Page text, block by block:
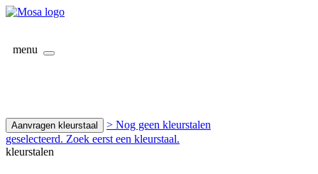
menu
Aanvragen kleurstaal
> Nog geen kleurstalen
geselecteerd. Zoek eerst een kleurstaal.
kleurstalen